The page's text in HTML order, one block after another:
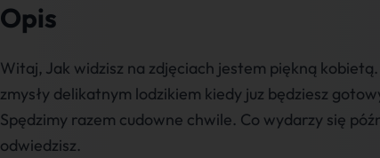
Opis
Witaj, Jak widzisz na zdjęciach jestem piękną
zmysły delikatnym lodzikiem kiedy juz będziesz
Spędzimy razem cudowne chwile. Co wydarzy się
odwiedzisz.